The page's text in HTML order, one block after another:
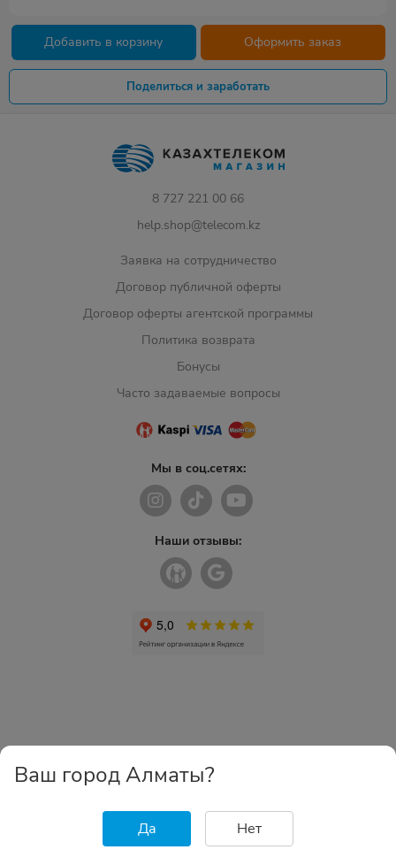
Добавить в корзину Оформить заказ
Поделиться и заработать
8 727 221 00 66
help.shop@telecom.kz
Заявка на сотрудничество
Договор публичной оферты
Договор оферты агентской программы
Политика возврата
Бонусы
Часто задаваемые вопросы
Мы в соц.сетях:
Наши отзывы:
Ваш город Алматы?
Да Нет